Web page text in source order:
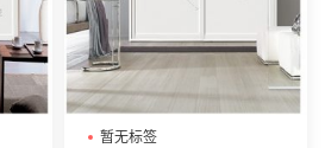
暂无标签